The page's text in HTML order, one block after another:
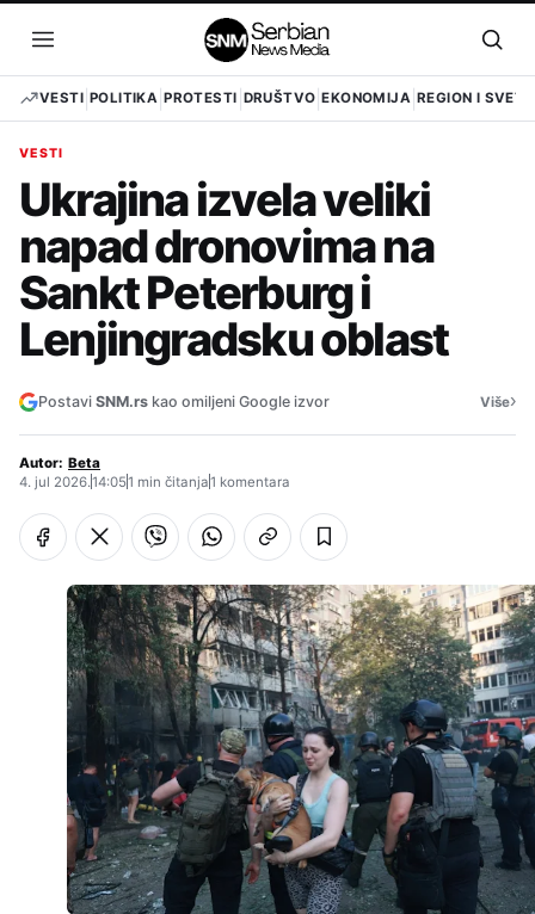
sadržaj
Otvori
meni
VESTI POLITIKA PROTESTI DRUŠTVO EKONOMIJA REGION I SVET
VESTI
Ukrajina izvela veliki
napad dronovima na
Sankt Peterburg i
Lenjingradsku oblast
Postavi SNM.rs kao omiljeni Google izvor Više›
Autor: Beta
4. jul 2026.14:051 min čitanja1 komentara